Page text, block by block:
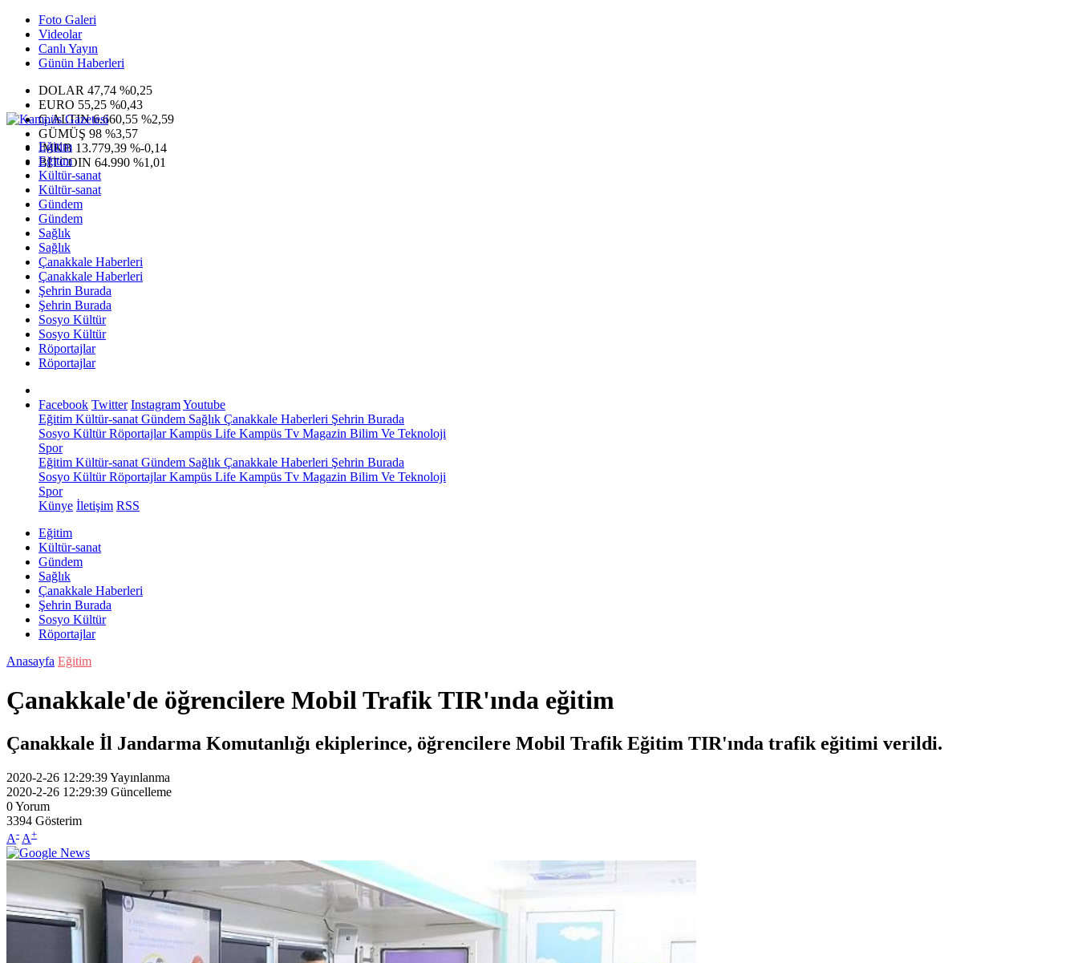
Foto Galeri
Videolar
Canlı Yayın
Günün Haberleri
DOLAR 47,74 %0,25
EURO 55,25 %0,43
G.ALTIN6.660,55 %2,59
GÜMÜŞ 98 %3,57
IMKB 13.779,39 %-0,14
BITCOIN 64.990 %1,01
Eğitim
Eğitim
Kültür-sanat
Kültür-sanat
Gündem
Gündem
Sağlık
Sağlık
Çanakkale Haberleri
Çanakkale Haberleri
Şehrin Burada
Şehrin Burada
Sosyo Kültür
Sosyo Kültür
Röportajlar
Röportajlar
Facebook Twitter InstagramYoutube
Eğitim Kültür-sanat Gündem Sağlık Çanakkale Haberleri Şehrin Burada
Sosyo KültürRöportajlarKampüs Life Kampüs Tv Magazin Bilim Ve Teknoloji
Spor
Eğitim Kültür-sanat Gündem Sağlık Çanakkale Haberleri Şehrin Burada
Sosyo KültürRöportajlarKampüs Life Kampüs Tv Magazin Bilim Ve Teknoloji
Spor
Künye İletişim RSS
Eğitim
Kültür-sanat
Gündem
Sağlık
Çanakkale Haberleri
Şehrin Burada
Sosyo Kültür
Röportajlar
Anasayfa Eğitim
Çanakkale'de öğrencilere Mobil Trafik TIR'ında eğitim
Çanakkale İl Jandarma Komutanlığı ekiplerince, öğrencilere Mobil Trafik Eğitim TIR'ında trafik eğitimi verildi.
2020-2-26 12:29:39Yayınlanma
2020-2-26 12:29:39 Güncelleme
0Yorum
3394 Gösterim
A- A+